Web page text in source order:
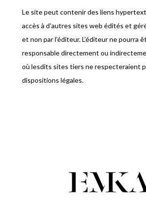
Le site peut contenir des liens
accès à d’autres sites web édités et
et non par l’éditeur. L’éditeur ne pourra
responsable directement ou
où lesdits sites tiers ne respecteraient
dispositions légales.